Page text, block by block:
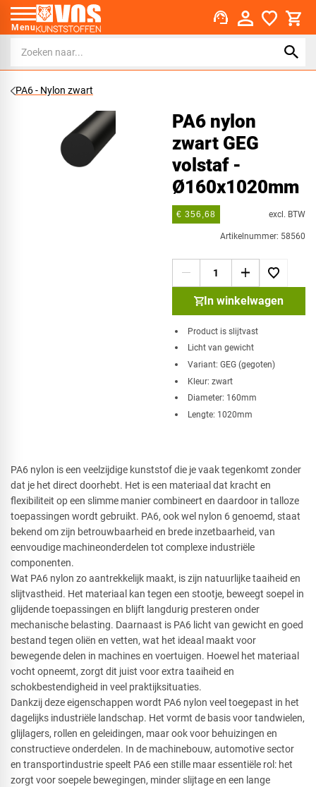
Menu support_agent
PA6 - Nylon zwart
PA6 nylon
zwart GEG
volstaf -
Ø160x1020mm
€ 356,68 excl. BTW
Artikelnummer: 58560
In winkelwagen
Product is slijtvast
Licht van gewicht
Variant: GEG (gegoten)
Kleur: zwart
Diameter: 160mm
Lengte: 1020mm
PA6 nylon is een veelzijdige kunststof die je vaak tegenkomt zonder
dat je het direct doorhebt. Het is een materiaal dat kracht en
flexibiliteit op een slimme manier combineert en daardoor in talloze
toepassingen wordt gebruikt. PA6, ook wel nylon 6 genoemd, staat
bekend om zijn betrouwbaarheid en brede inzetbaarheid, van
eenvoudige machineonderdelen tot complexe industriële
componenten.
Wat PA6 nylon zo aantrekkelijk maakt, is zijn natuurlijke taaiheid en
slijtvastheid. Het materiaal kan tegen een stootje, beweegt soepel in
glijdende toepassingen en blijft langdurig presteren onder
mechanische belasting. Daarnaast is PA6 licht van gewicht en goed
bestand tegen oliën en vetten, wat het ideaal maakt voor
bewegende delen in machines en voertuigen. Hoewel het materiaal
vocht opneemt, zorgt dit juist voor extra taaiheid en
schokbestendigheid in veel praktijksituaties.
Dankzij deze eigenschappen wordt PA6 nylon veel toegepast in het
dagelijks industriële landschap. Het vormt de basis voor tandwielen,
glijlagers, rollen en geleidingen, maar ook voor behuizingen en
constructieve onderdelen. In de machinebouw, automotive sector
en transportindustrie speelt PA6 een stille maar essentiële rol: het
zorgt voor soepele bewegingen, minder slijtage en een lange